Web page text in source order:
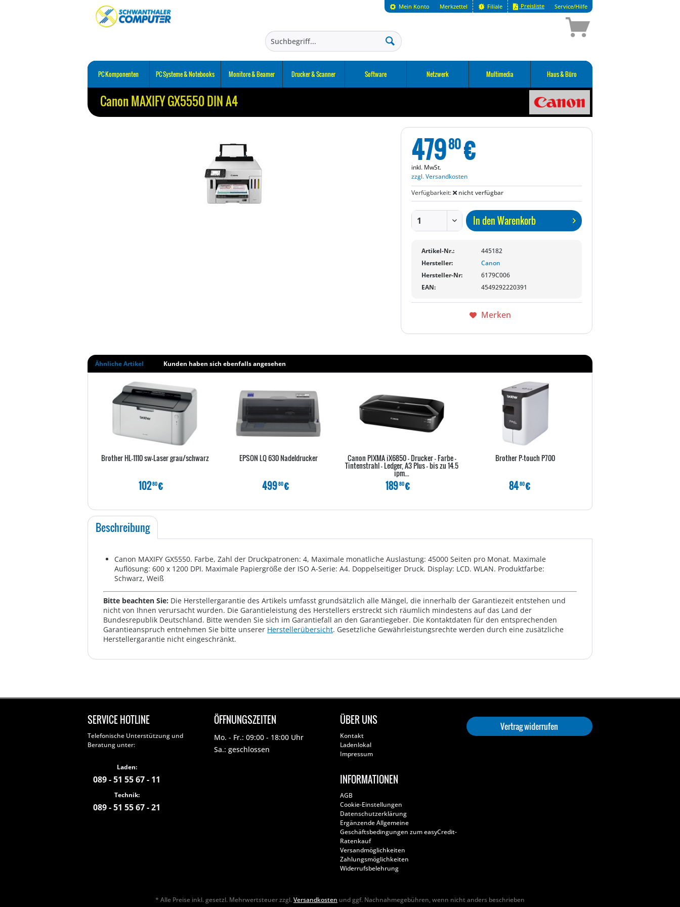
Mein Konto Merkzettel Filiale Preisliste Service/Hilfe
PC Komponenten PC Systeme & Notebooks Monitore & Beamer Drucker & Scanner Software Netzwerk Multimedia Haus & Büro
Canon MAXIFY GX5550 DIN A4
47980€
inkl. MwSt.
zzgl. Versandkosten
Verfügbarkeit:
nicht verfügbar
In denWarenkorb
Artikel-Nr.:
445182
Hersteller:
Canon
Hersteller-Nr:
6179C006
EAN:
4549292220391
Merken
Ähnliche Artikel Kunden haben sich ebenfalls angesehen
Brother HL-1110 sw-Laser grau/schwarz
10280€
EPSON LQ 630 Nadeldrucker
49980€
Canon PIXMA iX6850 - Drucker - Farbe -
Tintenstrahl - Ledger, A3 Plus - bis zu 14.5
ipm...
18980€
Brother P-touch P700
8480€
Beschreibung
Canon MAXIFY GX5550. Farbe, Zahl der Druckpatronen: 4, Maximale monatliche Auslastung: 45000 Seiten pro Monat. Maximale
Auflösung: 600 x 1200 DPI. Maximale Papiergröße der ISO A-Serie: A4. Doppelseitiger Druck. Display: LCD. WLAN. Produktfarbe:
Schwarz, Weiß
Bitte beachten Sie: Die Herstellergarantie des Artikels umfasst grundsätzlich alle Mängel, die innerhalb der Garantiezeit entstehen und
nicht von Ihnen verursacht wurden. Die Garantieleistung des Herstellers erstreckt sich räumlich mindestens auf das Land der
Bundesrepublik Deutschland. Bitte wenden Sie sich im Garantiefall an den Garantiegeber. Die Kontaktdaten für den entsprechenden
Garantieanspruch entnehmen Sie bitte unserer Herstellerübersicht. Gesetzliche Gewährleistungsrechte werden durch eine zusätzliche
Herstellergarantie nicht eingeschränkt.
SERVICE HOTLINE
Telefonische Unterstützung und
Beratung unter:
Laden:
089 - 51 55 67 - 11
Technik:
089 - 51 55 67 - 21
ÖFFNUNGSZEITEN
Mo. - Fr.: 09:00 - 18:00 Uhr
Sa.: geschlossen
ÜBER UNS
Kontakt
Ladenlokal
Impressum
INFORMATIONEN
AGB
Cookie-Einstellungen
Datenschutzerklärung
Ergänzende Allgemeine
Geschäftsbedingungen zum easyCredit-
Ratenkauf
Versandmöglichkeiten
Zahlungsmöglichkeiten
Widerrufsbelehrung
Vertrag widerrufen
* Alle Preise inkl. gesetzl. Mehrwertsteuer zzgl.Versandkosten und ggf. Nachnahmegebühren, wenn nicht anders beschrieben